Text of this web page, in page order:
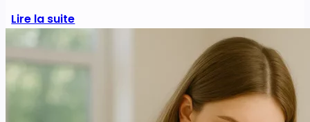
Lire la suite